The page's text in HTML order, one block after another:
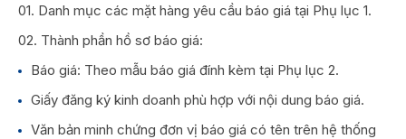
01. Danh mục các mặt hàng yêu cầu báo giá tại Phụ lục 1.
02. Thành phần hồ sơ báo giá:
Báo giá: Theo mẫu báo giá đính kèm tại Phụ lục 2.
Giấy đăng ký kinh doanh phù hợp với nội dung báo giá.
Văn bản minh chứng đơn vị báo giá có tên trên hệ thống